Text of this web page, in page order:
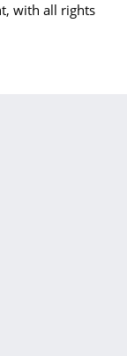
with all rights